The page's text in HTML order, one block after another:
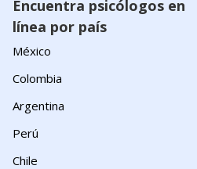
Encuentra psicólogos en
línea por país
México
Colombia
Argentina
Perú
Chile